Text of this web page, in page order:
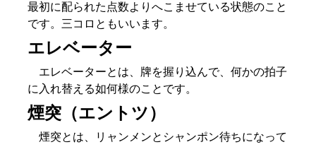
最初に配られた点数よりへこませている状態のこと
です。三コロともいいます。
エレベーター
エレベーターとは、牌を握り込んで、何かの拍子
に入れ替える如何様のことです。
煙突（エントツ）
煙突とは、リャンメンとシャンポン待ちになって